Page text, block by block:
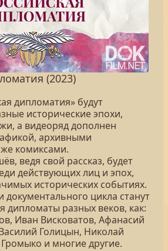
(2023)
дипломатия» будут
исторические эпохи,
а видеоряд дополнен
архивными
комиксами.
ведя свой рассказ, будет
действующих лиц и эпох,
исторических событиях.
цикла станут
дипломаты разных веков, как:
Иван Висковатов, Афанасий
Голицын, Николай
и многие другие.